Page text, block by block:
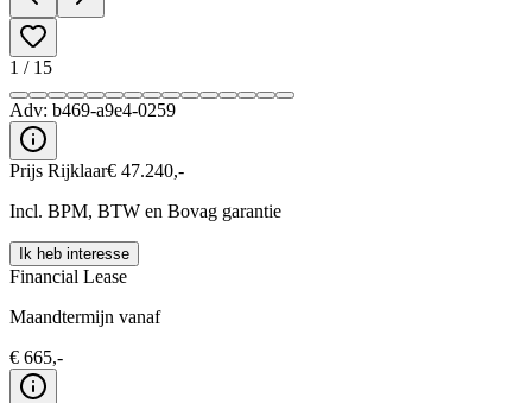
1 / 15
Adv: b469-a9e4-0259
Prijs Rijklaar€ 47.240,-
Incl. BPM, BTW en Bovag garantie
Ik heb interesse
Financial Lease
Maandtermijn vanaf
€ 665,-